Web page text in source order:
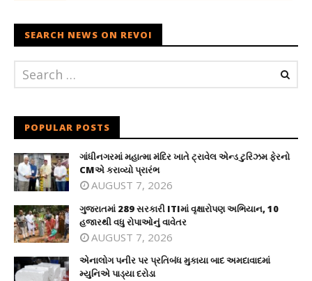
SEARCH NEWS ON REVOI
POPULAR POSTS
ગાંધીનગરમાં મહાત્મા મંદિર ખાતે ટ્રાવેલ એન્ડ ટુરિઝમ ફેરનો
CMએ કરાવ્યો પ્રારંભ
AUGUST 7, 2026
ગુજરાતમાં 289 સરકારી ITIમાં વૃક્ષારોપણ અભિયાન, 10
હજારથી વધુ રોપાઓનું વાવેતર
AUGUST 7, 2026
એનાલોગ પનીર પર પ્રતિબંધ મુકાયા બાદ અમદાવાદમાં
મ્યુનિએ પાડ્યા દરોડા